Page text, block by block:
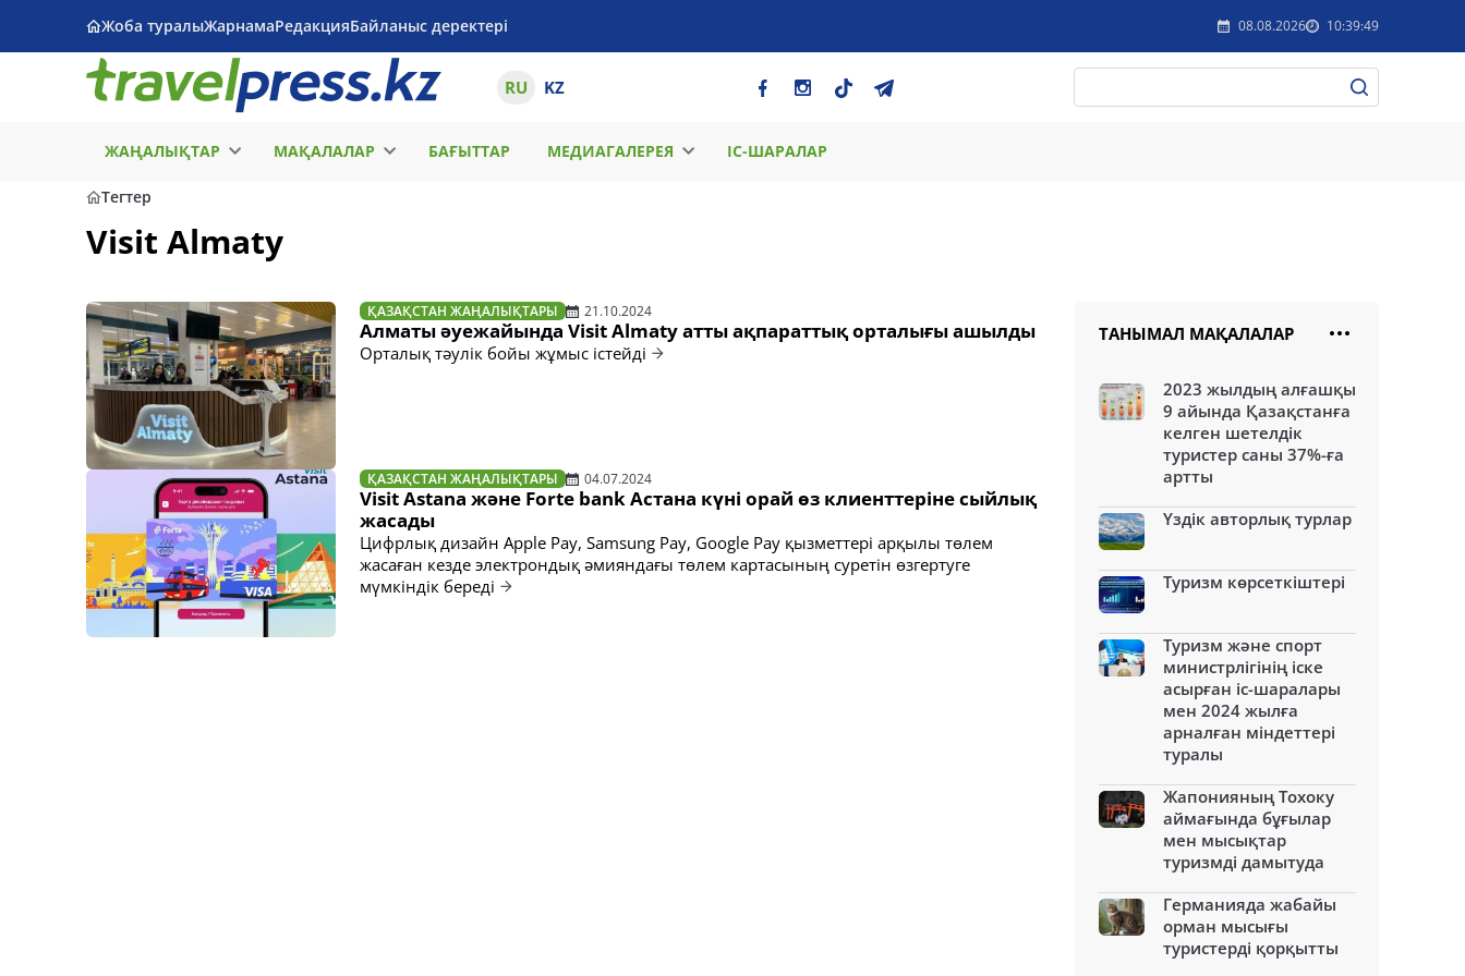
Жоба туралыЖарнамаРедакцияБайланыс деректері 08.08.2026 10:39:49
RU KZ
ЖАҢАЛЫҚТАР МАҚАЛАЛАР БАҒЫТТАР МЕДИАГАЛЕРЕЯ ІС-ШАРАЛАР
Тегтер
Visit Almaty
ҚАЗАҚСТАН ЖАҢАЛЫҚТАРЫ 21.10.2024
Алматы әуежайында Visit Almaty атты ақпараттық орталығы ашылды
Орталық тәулік бойы жұмыс істейді
ҚАЗАҚСТАН ЖАҢАЛЫҚТАРЫ 04.07.2024
Visit Astana және Forte bank Астана күні орай өз клиенттеріне сыйлық
жасады
Цифрлық дизайн Apple Pay, Samsung Pay, Google Pay қызметтері арқылы төлем
жасаған кезде электрондық әмияндағы төлем картасының суретін өзгертуге
мүмкіндік береді
ТАНЫМАЛ МАҚАЛАЛАР
2023 жылдың алғашқы
9 айында Қазақстанға
келген шетелдік
туристер саны 37%-ға
артты
Үздік авторлық турлар
Туризм көрсеткіштері
Туризм және спорт
министрлігінің іске
асырған іс-шаралары
мен 2024 жылға
арналған міндеттері
туралы
Жапонияның Тохоку
аймағында бұғылар
мен мысықтар
туризмді дамытуда
Германияда жабайы
орман мысығы
туристерді қорқытты